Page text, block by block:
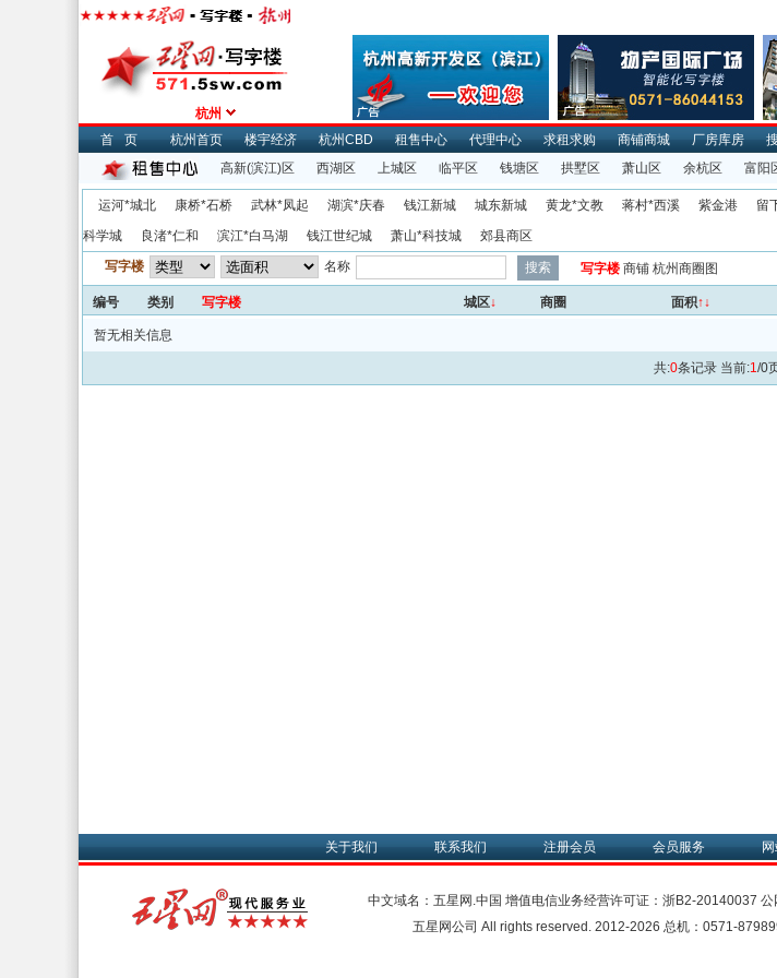
杭州
首页
杭州首页 楼宇经济 杭州CBD 租售中心 代理中心 求租求购 商铺商城 厂房库房
高新(滨江)区
西湖区 上城区 临平区 钱塘区 拱墅区 萧山区 余杭区 富阳
运河*城北 康桥*石桥 武林*凤起 湖滨*庆春 钱江新城 城东新城 黄龙*文教 蒋村*西溪 紫金港 留
科学城
良渚*仁和 滨江*白马湖 钱江世纪城 萧山*科技城
郊县商区
写字楼
名称 写字楼 商铺 杭州商圈图
编号 类别 写字楼 城区↓ 商圈 面积↑↓
暂无相关信息
共:0条记录 当前:1/0
关于我们 联系我们 注册会员 会员服务
中文域名：五星网.中国 增值电信业务经营许可证： 浙B2-20140037 公
五星网公司 All rights reserved. 2012-2026 总机：0571-